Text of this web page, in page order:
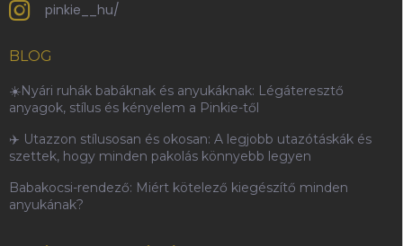
pinkie__hu/
BLOG
☀️Nyári ruhák babáknak és anyukáknak: Légáteresztő
anyagok, stílus és kényelem a Pinkie-től
✈️ Utazzon stílusosan és okosan: A legjobb utazótáskák és
szettek, hogy minden pakolás könnyebb legyen
Babakocsi-rendező: Miért kötelező kiegészítő minden
anyukának?